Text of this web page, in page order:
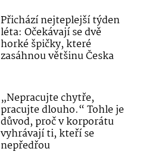
Přichází nejteplejší týden
léta: Očekávají se dvě
horké špičky, které
zasáhnou většinu Česka
„Nepracujte chytře,
pracujte dlouho.“ Tohle je
důvod, proč v korporátu
vyhrávají ti, kteří se
nepředřou